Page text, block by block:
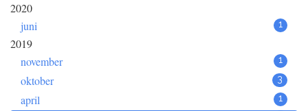
2020
juni
1
2019
november
1
oktober 3
april 1